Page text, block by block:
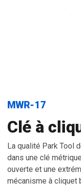
MWR-17
Clé à
La qualité Park Tool
dans une clé
ouverte et une
mécanisme à cliquet